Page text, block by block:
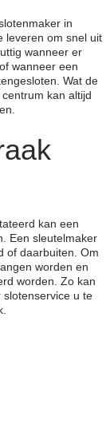
in
leveren om snel uit
wanneer er
wanneer een
Wat de
kan altijd
kan een
Een sleutelmaker
of daarbuiten. Om
worden en
worden. Zo kan
u te